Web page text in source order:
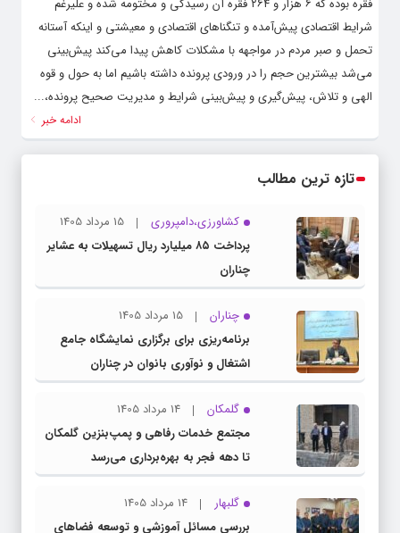
فقره بوده که ۶ هزار و ۲۶۴ فقره آن رسیدگی و مختومه شده و علیرغم
شرایط اقتصادی پیش‌آمده و تنگنا‌های اقتصادی و معیشتی و اینکه آستانه
تحمل و صبر مردم در مواجهه با مشکلات کاهش پیدا می‌کند پیش‌بینی
می‌شد بیشترین حجم را در ورودی پرونده داشته باشیم اما به حول و قوه
الهی و تلاش، پیش‌گیری و پیش‌بینی شرایط و مدیریت صحیح پرونده،...
ادامه خبر
تازه ترین مطالب
کشاورزی،دامپروری
15 مرداد 1405
پرداخت ۸۵ میلیارد ریال تسهیلات به عشایر
چناران
چناران
15 مرداد 1405
برنامه‌ریزی برای برگزاری نمایشگاه جامع
اشتغال و نوآوری بانوان در چناران
گلمکان
14 مرداد 1405
مجتمع خدمات رفاهی و پمپ‌بنزین گلمکان
تا دهه فجر به بهره‌برداری می‌رسد
گلبهار
14 مرداد 1405
بررسی مسائل آموزشی و توسعه فضاهای